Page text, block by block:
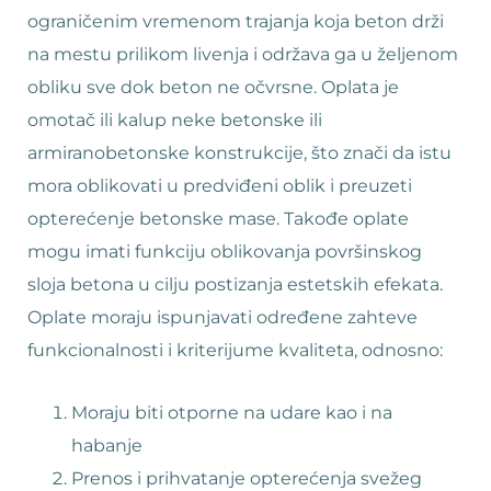
ograničenim vremenom trajanja koja beton drži
na mestu prilikom livenja i održava ga u željenom
obliku sve dok beton ne očvrsne. Oplata je
omotač ili kalup neke betonske ili
armiranobetonske konstrukcije, što znači da istu
mora oblikovati u predviđeni oblik i preuzeti
opterećenje betonske mase. Takođe oplate
mogu imati funkciju oblikovanja površinskog
sloja betona u cilju postizanja estetskih efekata.
Oplate moraju ispunjavati određene zahteve
funkcionalnosti i kriterijume kvaliteta, odnosno:
Moraju biti otporne na udare kao i na
habanje
Prenos i prihvatanje opterećenja svežeg